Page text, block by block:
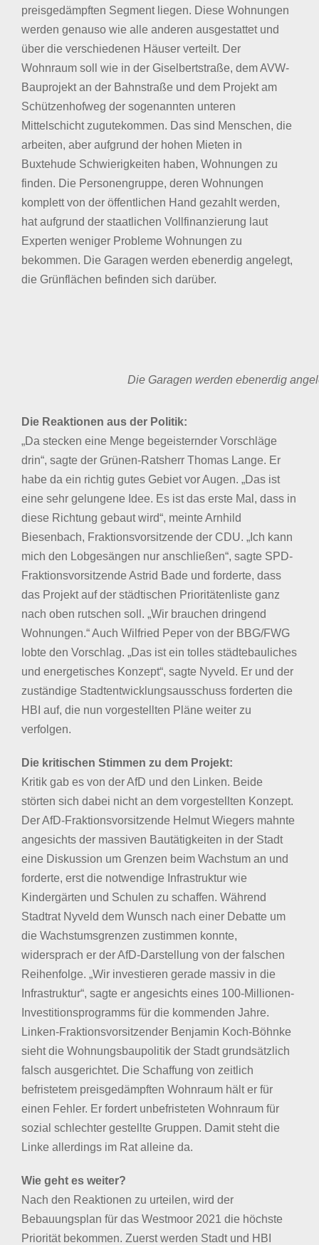
preisgedämpften Segment liegen. Diese Wohnungen
werden genauso wie alle anderen ausgestattet und
über die verschiedenen Häuser verteilt. Der
Wohnraum soll wie in der Giselbertstraße, dem AVW-
Bauprojekt an der Bahnstraße und dem Projekt am
Schützenhofweg der sogenannten unteren
Mittelschicht zugutekommen. Das sind Menschen, die
arbeiten, aber aufgrund der hohen Mieten in
Buxtehude Schwierigkeiten haben, Wohnungen zu
finden. Die Personengruppe, deren Wohnungen
komplett von der öffentlichen Hand gezahlt werden,
hat aufgrund der staatlichen Vollfinanzierung laut
Experten weniger Probleme Wohnungen zu
bekommen. Die Garagen werden ebenerdig angelegt,
die Grünflächen befinden sich darüber.
Die Garagen werden ebenerdig
Die Reaktionen aus der Politik:
„Da stecken eine Menge begeisternder Vorschläge
drin“, sagte der Grünen-Ratsherr Thomas Lange. Er
habe da ein richtig gutes Gebiet vor Augen. „Das ist
eine sehr gelungene Idee. Es ist das erste Mal, dass in
diese Richtung gebaut wird“, meinte Arnhild
Biesenbach, Fraktionsvorsitzende der CDU. „Ich kann
mich den Lobgesängen nur anschließen“, sagte SPD-
Fraktionsvorsitzende Astrid Bade und forderte, dass
das Projekt auf der städtischen Prioritätenliste ganz
nach oben rutschen soll. „Wir brauchen dringend
Wohnungen.“ Auch Wilfried Peper von der BBG/FWG
lobte den Vorschlag. „Das ist ein tolles städtebauliches
und energetisches Konzept“, sagte Nyveld. Er und der
zuständige Stadtentwicklungsausschuss forderten die
HBI auf, die nun vorgestellten Pläne weiter zu
verfolgen.
Die kritischen Stimmen zu dem Projekt:
Kritik gab es von der AfD und den Linken. Beide
störten sich dabei nicht an dem vorgestellten Konzept.
Der AfD-Fraktionsvorsitzende Helmut Wiegers mahnte
angesichts der massiven Bautätigkeiten in der Stadt
eine Diskussion um Grenzen beim Wachstum an und
forderte, erst die notwendige Infrastruktur wie
Kindergärten und Schulen zu schaffen. Während
Stadtrat Nyveld dem Wunsch nach einer Debatte um
die Wachstumsgrenzen zustimmen konnte,
widersprach er der AfD-Darstellung von der falschen
Reihenfolge. „Wir investieren gerade massiv in die
Infrastruktur“, sagte er angesichts eines 100-Millionen-
Investitionsprogramms für die kommenden Jahre.
Linken-Fraktionsvorsitzender Benjamin Koch-Böhnke
sieht die Wohnungsbaupolitik der Stadt grundsätzlich
falsch ausgerichtet. Die Schaffung von zeitlich
befristetem preisgedämpften Wohnraum hält er für
einen Fehler. Er fordert unbefristeten Wohnraum für
sozial schlechter gestellte Gruppen. Damit steht die
Linke allerdings im Rat alleine da.
Wie geht es weiter?
Nach den Reaktionen zu urteilen, wird der
Bebauungsplan für das Westmoor 2021 die höchste
Priorität bekommen. Zuerst werden Stadt und HBI